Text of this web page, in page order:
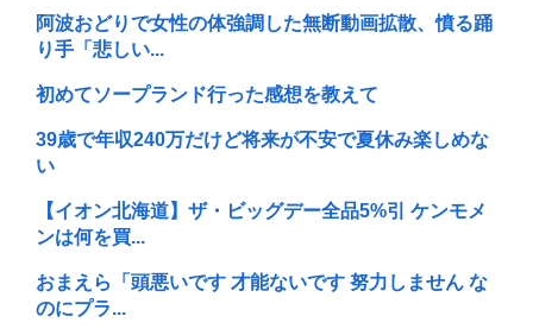
阿波おどりで女性の体強調した無断動画拡散、憤る踊
り手「悲しい...
初めてソープランド行った感想を教えて
39歳で年収240万だけど将来が不安で夏休み楽しめな
い
【イオン北海道】ザ・ビッグデー全品5%引 ケンモメ
ンは何を買...
おまえら「頭悪いです 才能ないです 努力しません な
のにプラ...